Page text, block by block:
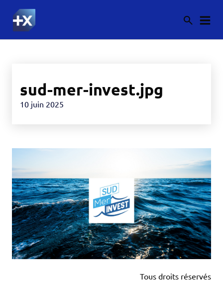
sud-mer-invest.jpg
10 juin 2025
Tous droits réservés